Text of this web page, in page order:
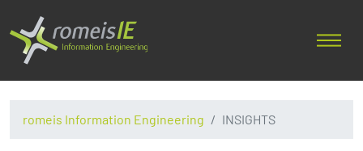
romeis Information Engineering INSIGHTS